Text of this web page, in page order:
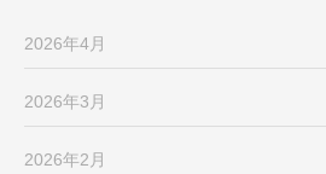
2026年4月
2026年3月
2026年2月